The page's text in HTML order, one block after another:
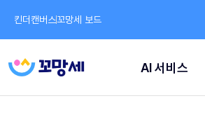
킨더캔버스꼬망세 보드
AI 서비스